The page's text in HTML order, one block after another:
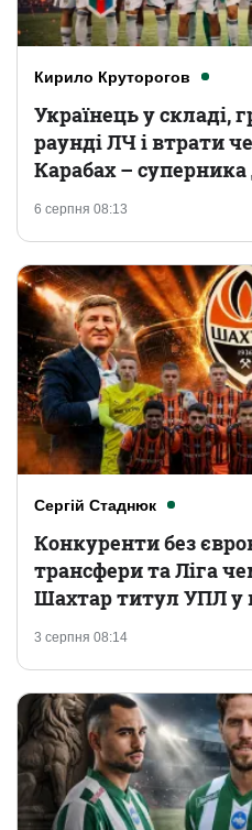
Кирило Круторогов
6 серпня 08:13
Українець у складі,
раунді ЛЧ і втрати
Карабах –
Сергій Стаднюк
3 серпня 08:14
Конкуренти без
трансфери та Ліга
Шахтар титул УПЛ у